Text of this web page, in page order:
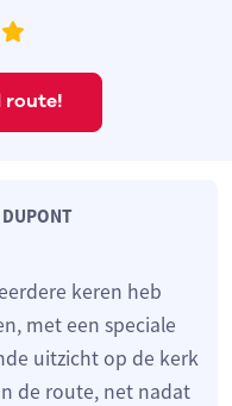
route!
keren heb
met een speciale
uitzicht op de kerk
de route, net nadat